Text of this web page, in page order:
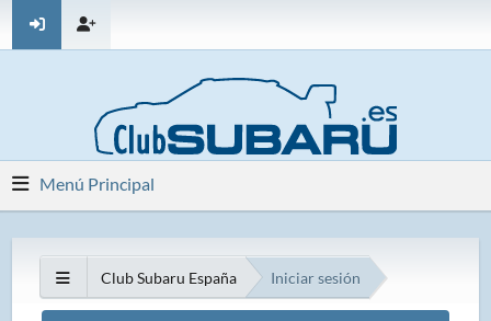
Menú Principal
Club Subaru España Iniciar sesión